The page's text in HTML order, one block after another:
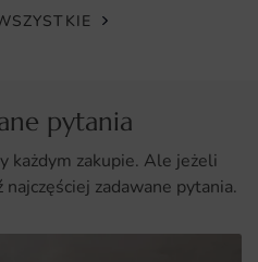
pytania
każdym zakupie. Ale jeżeli
najczęściej zadawane pytania.